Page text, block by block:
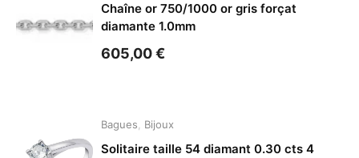
Chaîne or 750/1000 or gris forçat
diamante 1.0mm
605,00€
Bagues Bijoux
Solitaire taille 54 diamant 0.30 cts 4